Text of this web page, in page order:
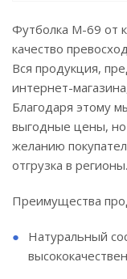
Футболка М-69 от
качество
Вся продукция,
интернет-
Благодаря этому
выгодные цены, но
желанию
отгрузка в регионы.
Преимущества
Натуральный